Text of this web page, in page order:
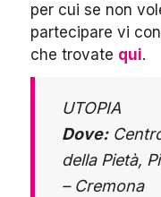
per cui se non
partecipare vi
che trovate qui.
UTOPIA
Dove:
della Pietà,
– Cremona